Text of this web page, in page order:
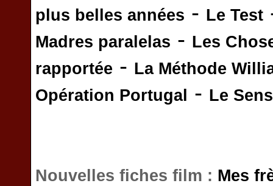
plus belles années - Le Test
Madres paralelas - Les
rapportée - La Méthode
Opération Portugal
- Le
Nouvelles fiches film : Mes